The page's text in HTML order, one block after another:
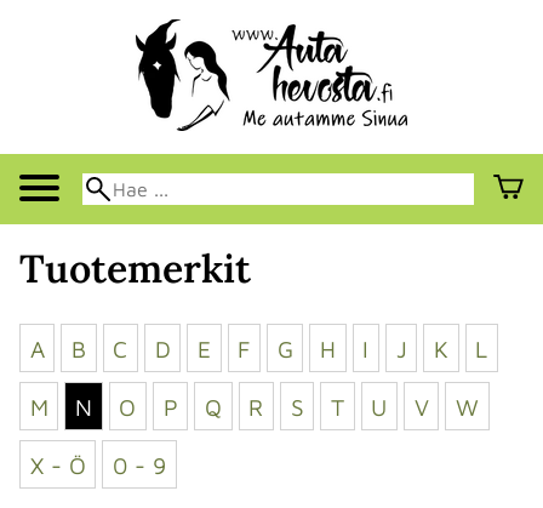
Tuotemerkit
A B C D E F G H I J K L
M N O P Q R S T U V W
X - Ö 0 - 9